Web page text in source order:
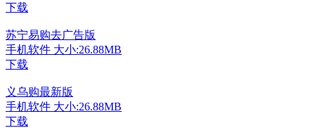
下载
苏宁易购去广告版
手机软件 大小:26.88MB
下载
义乌购最新版
手机软件 大小:26.88MB
下载